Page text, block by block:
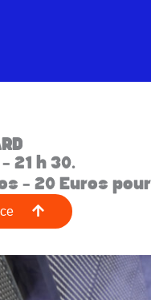
21 h 30.
- 20 Euros